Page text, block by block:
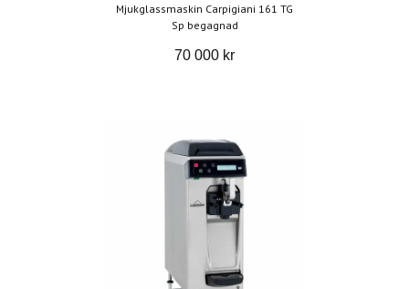
Mjukglassmaskin Carpigiani 161 TG
Sp begagnad
70 000 kr